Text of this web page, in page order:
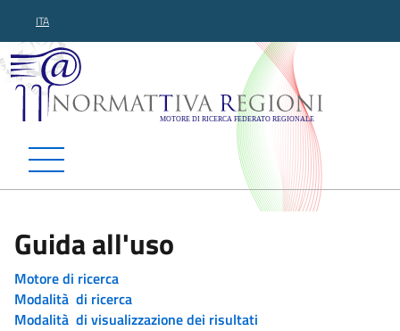
ITA
Normattiva Regioni -
Guida all'uso
Motore di ricerca
Modalità di ricerca
Modalità di visualizzazione dei risultati